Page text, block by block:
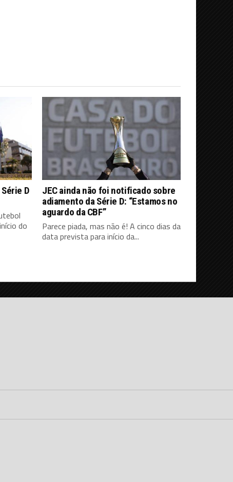
D
do
JEC ainda não foi notificado sobre
adiamento da Série D: “Estamos no
aguardo da CBF”
Parece piada, mas não é! A cinco dias da
data prevista para início da...